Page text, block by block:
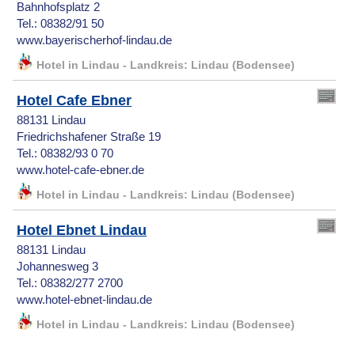
Bahnhofsplatz 2
Tel.: 08382/91 50
www.bayerischerhof-lindau.de
Hotel in Lindau - Landkreis: Lindau (Bodensee)
Hotel Cafe Ebner
88131 Lindau
Friedrichshafener Straße 19
Tel.: 08382/93 0 70
www.hotel-cafe-ebner.de
Hotel in Lindau - Landkreis: Lindau (Bodensee)
Hotel Ebnet Lindau
88131 Lindau
Johannesweg 3
Tel.: 08382/277 2700
www.hotel-ebnet-lindau.de
Hotel in Lindau - Landkreis: Lindau (Bodensee)